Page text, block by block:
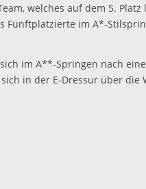
welches auf dem 5.
Fünftplatzierte im A*-
im A**-Springen nach
in der E-Dressur über die